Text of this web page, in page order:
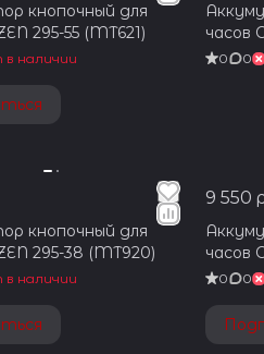
кнопочный для
295-55 (MT621)
наличии
часов
0 0
кнопочный для
295-38 (MT920)
наличии
9 550
часов
0 0